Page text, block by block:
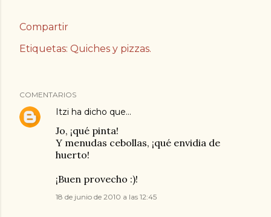
Compartir
Etiquetas: Quiches y pizzas.
COMENTARIOS
Itzi ha dicho que…
Jo, ¡qué pinta!
Y menudas cebollas, ¡qué envidia de
huerto!
¡Buen provecho :)!
18 de junio de 2010 a las 12:45